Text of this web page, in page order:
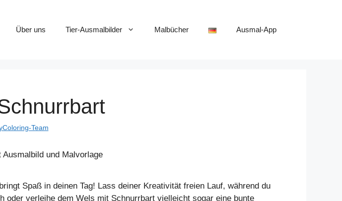
Über uns Tier-Ausmalbilder Malbücher Ausmal-App
Team
Spaß in deinen Tag! Lass deiner Kreativität freien Lauf, während du
verleihe dem Wels mit Schnurrbart vielleicht sogar eine bunte